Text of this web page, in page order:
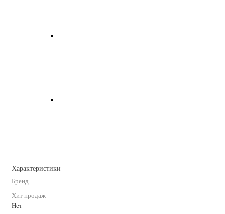
Характеристики
Бренд
Хит продаж
Нет